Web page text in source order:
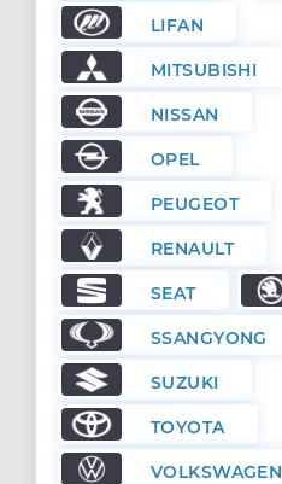
LIFAN
MITSUBISHI
NISSAN
OPEL
PEUGEOT
RENAULT
SEAT
SSANGYONG
SUZUKI
TOYOTA
VOLKSWAGEN